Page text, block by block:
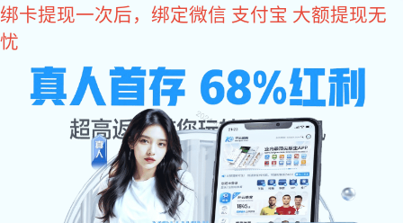
亿万28 400-618-1990